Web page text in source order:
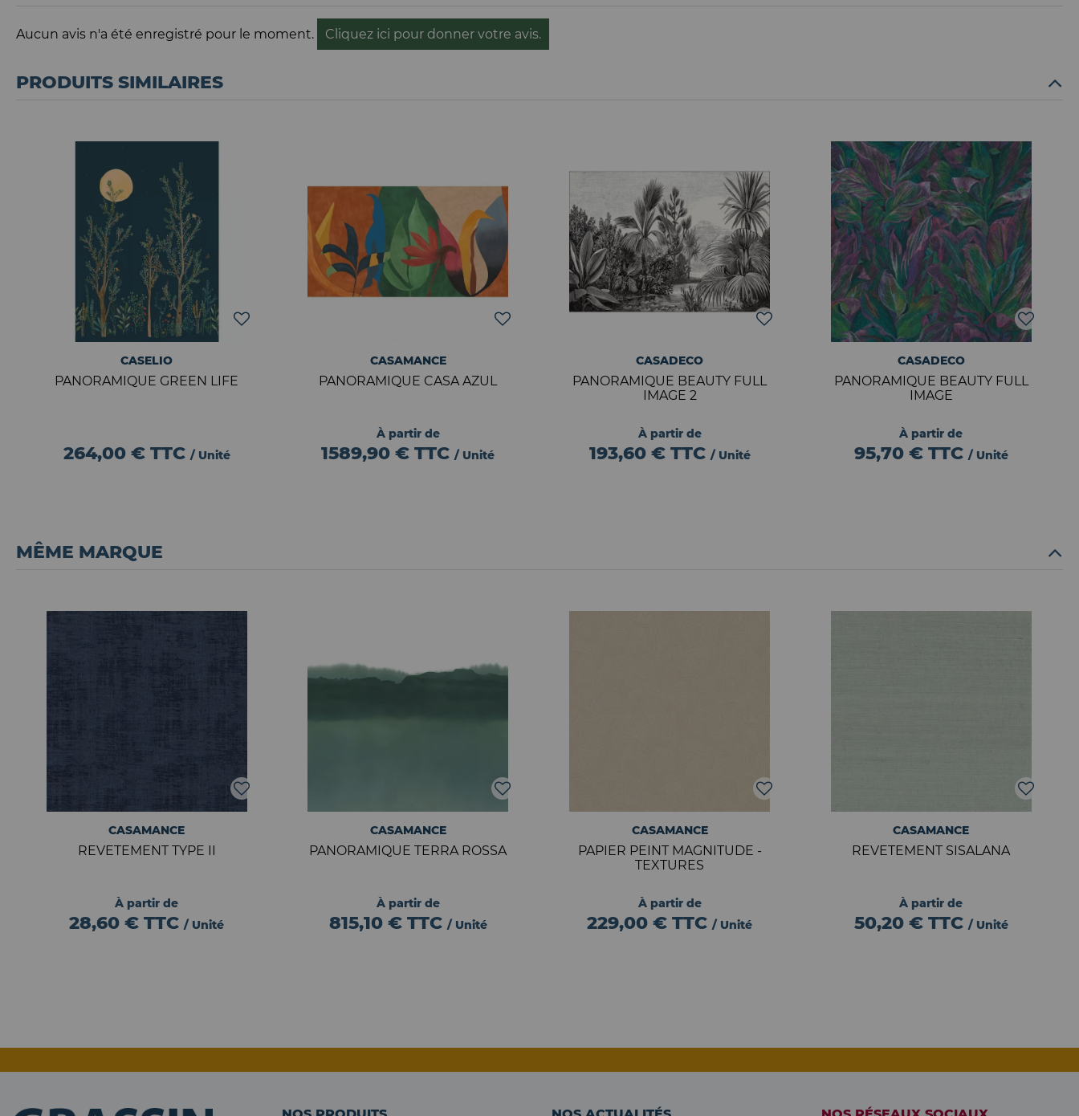
Aucun avis n'a été enregistré pour le moment. Cliquez ici pour donner votre avis.
PRODUITS SIMILAIRES
CASELIO
PANORAMIQUE GREEN LIFE
264,00 € TTC / Unité
CASAMANCE
PANORAMIQUE CASA AZUL
À partir de
1589,90 €TTC / Unité
CASADECO
PANORAMIQUE BEAUTY FULL
IMAGE 2
À partir de
193,60 € TTC / Unité
CASADECO
PANORAMIQUE BEAUTY FULL
IMAGE
À partir de
95,70 € TTC / Unité
MÊME MARQUE
CASAMANCE
REVETEMENT TYPE II
À partir de
28,60 €TTC / Unité
CASAMANCE
PANORAMIQUE TERRA ROSSA
À partir de
815,10 € TTC / Unité
CASAMANCE
PAPIER PEINT MAGNITUDE -
TEXTURES
À partir de
229,00 €TTC / Unité
CASAMANCE
REVETEMENT SISALANA
À partir de
50,20 € TTC / Unité